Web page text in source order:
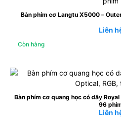
Bàn phím cơ Langtu X5000 –
Liên
Còn hàng
Bàn phím cơ quang học có dây
96
Liên